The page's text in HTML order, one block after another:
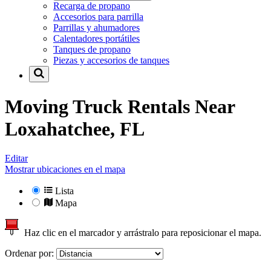
Recarga de propano
Accesorios para parrilla
Parrillas y ahumadores
Calentadores portátiles
Tanques de propano
Piezas y accesorios de tanques
Moving Truck Rentals Near
Loxahatchee, FL
Editar
Mostrar ubicaciones en el mapa
Lista
Mapa
Haz clic en el marcador y arrástralo para reposicionar el mapa.
Ordenar por: